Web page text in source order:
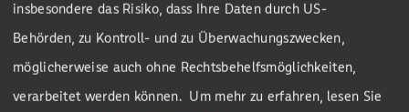
Perfektion in jedem Detail
Erleben Sie mit dem Sachsenweger
insbesondere das Risiko, dass Ihre Daten durch US-
Behörden, zu Kontroll- und zu Überwachungszwecken,
möglicherweise auch ohne Rechtsbehelfsmöglichkeiten,
verarbeitet werden können. Um mehr zu erfahren, lesen Sie